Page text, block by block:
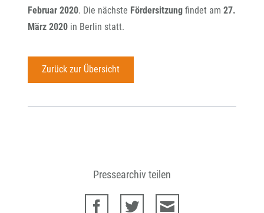
Februar 2020. Die nächste Fördersitzung findet am 27.
März 2020 in Berlin statt.
Zurück zur Übersicht
Pressearchiv teilen